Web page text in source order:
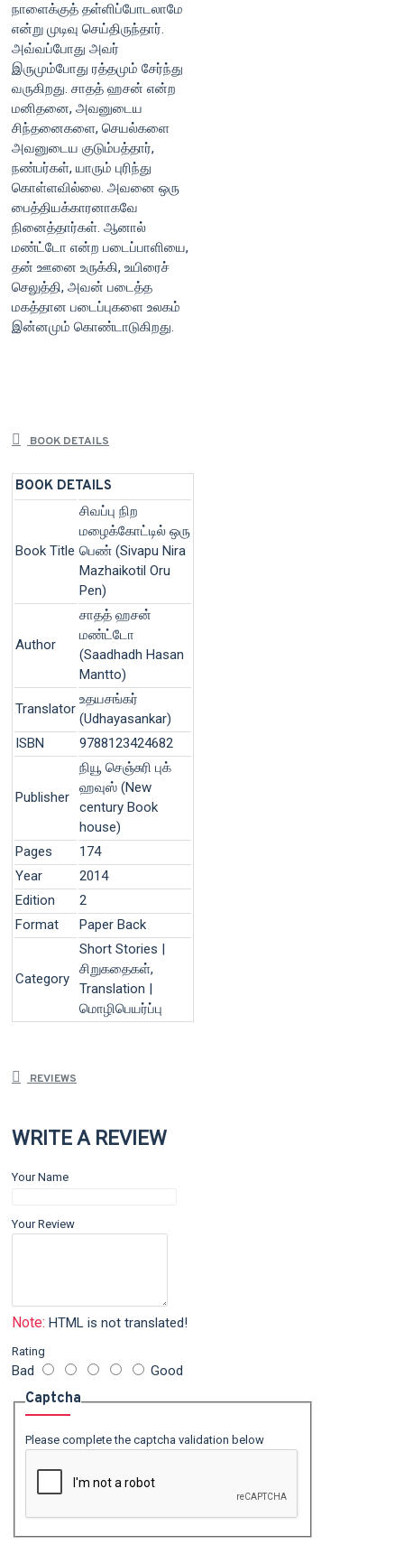
நாளைக்குத் தள்ளிப்போடலாமே
என்று முடிவு செய்திருந்தார்.
அவ்வப்போது அவர்
இருமும்போது ரத்தமும் சேர்ந்து
வருகிறது. சாதத் ஹசன் என்ற
மனிதனை, அவனுடைய
சிந்தனைகளை, செயல்களை
அவனுடைய குடும்பத்தார்,
நண்பர்கள், யாரும் புரிந்து
கொள்ளவில்லை. அவனை ஒரு
பைத்தியக்காரனாகவே
நினைத்தார்கள். ஆனால்
மண்ட்டோ என்ற படைப்பாளியை,
தன் ஊனை உருக்கி, உயிரைச்
செலுத்தி, அவன் படைத்த
மகத்தான படைப்புகளை உலகம்
இன்னமும் கொண்டாடுகிறது.
BOOK DETAILS
BOOK DETAILS
Book Title
சிவப்பு நிற
மழைக்கோட்டில் ஒரு
பெண் (Sivapu Nira
Mazhaikotil Oru
Pen)
Author
சாதத் ஹசன்
மண்ட்டோ
(Saadhadh Hasan
Mantto)
Translator
உதயசங்கர்
(Udhayasankar)
ISBN
9788123424682
Publisher
நியூ செஞ்சுரி புக்
ஹவுஸ் (New
century Book
house)
Pages
174
Year
2014
Edition
2
Format
Paper Back
Category
Short Stories |
சிறுகதைகள்,
Translation |
மொழிபெயர்ப்பு
REVIEWS
WRITE A REVIEW
Your Name
Your Review
Note: HTML is not translated!
Rating
Bad Good
Captcha
Please complete the captcha validation below